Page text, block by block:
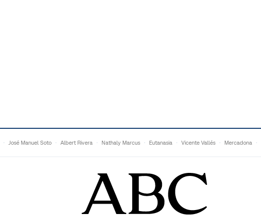
José Manuel Soto Albert Rivera Nathaly Marcus Eutanasia Vicente Vallés Mercadona